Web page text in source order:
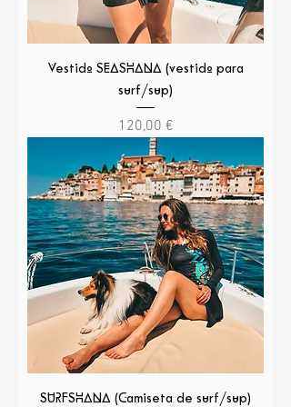
Vestido SEASHANA (vestido para
surf/sup)
Precio
120,00 €
SURFSHANA (Camiseta de surf/sup)